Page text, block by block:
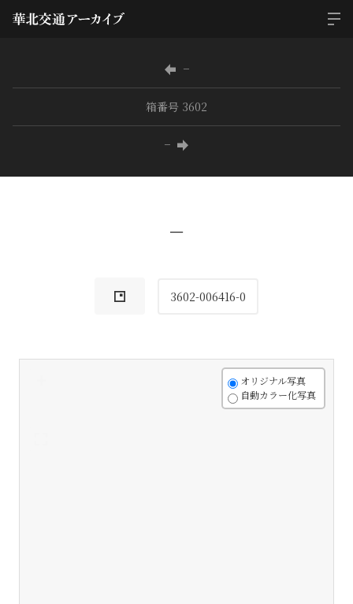
−
箱番号 3602
−
−
3602-006416-0
オリジナル写真
自動カラー化写真